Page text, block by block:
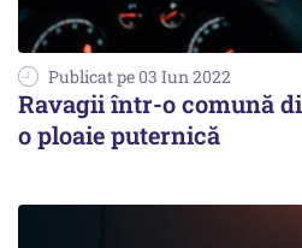
Publicat pe 03 Iun 2022
Ravagii într-o comună
o ploaie puternică